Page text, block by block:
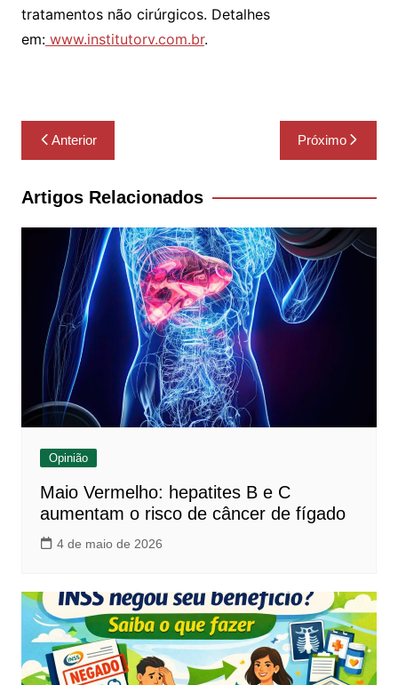
tratamentos não cirúrgicos. Detalhes
em:www.institutorv.com.br.
Navegação
de
Post
Anterior Próximo
Artigos Relacionados
Opinião
Maio Vermelho: hepatites B e C
aumentam o risco de câncer de fígado
4 de maio de 2026